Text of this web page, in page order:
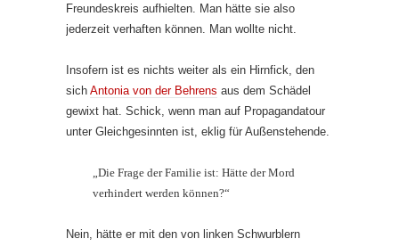
Freundeskreis aufhielten. Man hätte sie also
jederzeit verhaften können. Man wollte nicht.
Insofern ist es nichts weiter als ein Hirnfick, den
sich Antonia von der Behrens aus dem Schädel
gewixt hat. Schick, wenn man auf Propagandatour
unter Gleichgesinnten ist, eklig für Außenstehende.
„Die Frage der Familie ist: Hätte der Mord
verhindert werden können?“
Nein, hätte er mit den von linken Schwurblern